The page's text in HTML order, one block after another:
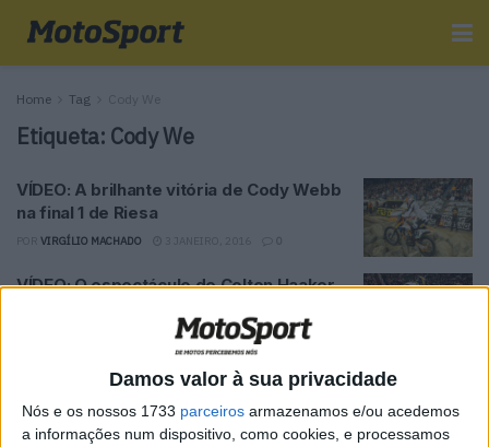
Damos valor à sua privacidade
Nós e os nossos 1733 parceiros armazenamos e/ou acedemos
a informações num dispositivo, como cookies, e processamos
Home Tag Cody We
Etiqueta: Cody We
VÍDEO: A brilhante vitória de Cody Webb
na final 1 de Riesa
VIRGÍLIO MACHADO 0
VÍDEO: O espectáculo de Colton Haaker
1 DEZEMBRO, 2015 0
Tendências Comentários Novidades